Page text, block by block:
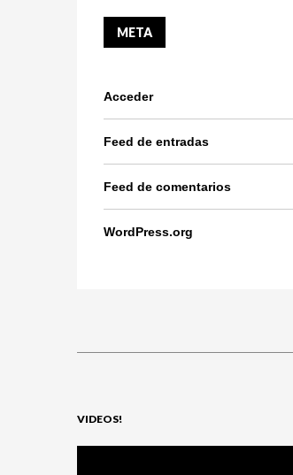
META
Acceder
Feed de entradas
Feed de comentarios
WordPress.org
VIDEOS!